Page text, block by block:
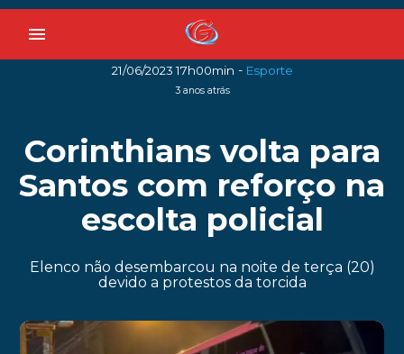
menu
21/06/2023 17h00min - Esporte
3 anos atrás
Corinthians volta para
Santos com reforço na
escolta policial
Elenco não desembarcou na noite de terça (20)
devido a protestos da torcida